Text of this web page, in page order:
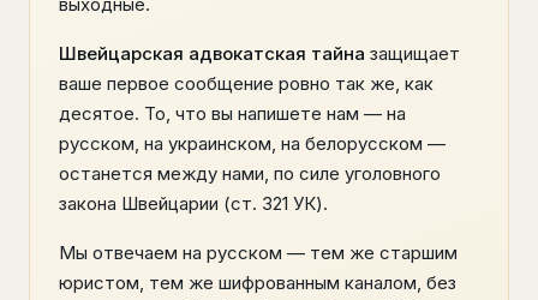
выходные.
Швейцарская адвокатская тайна защищает
ваше первое сообщение ровно так же, как
десятое. То, что вы напишете нам — на
русском, на украинском, на белорусском —
останется между нами, по силе уголовного
закона Швейцарии (ст. 321 УК).
Мы отвечаем на русском — тем же старшим
юристом, тем же шифрованным каналом, без